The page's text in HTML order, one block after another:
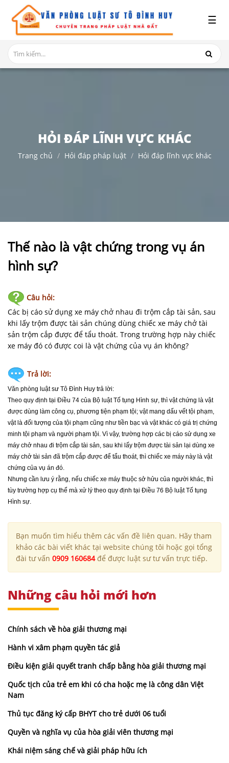
GIỚI
THIỆU
DỊCH
TỤC
ĐẤT
VĂN
-
BIỂU
MẪU
LIÊN
HỆ
☰
HỎI ĐÁP LĨNH VỰC KHÁC
Trang chủ Hỏi đáp pháp luật Hỏi đáp lĩnh vực khác
Thế nào là vật chứng trong vụ án
hình sự?
Câu hỏi:
Các bị cáo sử dụng xe máy chở nhau đi trộm cắp tài sản, sau
khi lấy trộm được tài sản chúng dùng chiếc xe máy chở tài
sản trộm cắp được để tẩu thoát. Trong trường hợp này chiếc
xe máy đó có được coi là vật chứng của vụ án không?
Trả lời:
Văn phòng luật sư Tô Đình Huy trả lời:
Theo quy định tại Điều 74 của Bộ luật Tố tụng Hình sự, thì vật chứng là vật
được dùng làm công cụ, phương tiện phạm tội; vật mang dấu vết tội phạm,
vật là đối tượng của tội phạm cũng như tiền bạc và vật khác có giá trị chứng
minh tội phạm và người phạm tội. Vì vậy, trường hợp các bị cáo sử dụng xe
máy chở nhau đi trộm cắp tài sản, sau khi lấy trộm được tài sản lại dùng xe
máy chở tài sản đã trộm cắp được để tẩu thoát, thì chiếc xe máy này là vật
chứng của vụ án đó.
Nhưng cần lưu ý rằng, nếu chiếc xe máy thuộc sở hửu của người khác, thì
tùy trường hợp cụ thể mà xử lý theo quy định tại Điều 76 Bộ luật Tố tụng
Hình sự.
Bạn muốn tìm hiểu thêm các vấn đề liên quan. Hãy tham
khảo các bài viết khác tại website chúng tôi hoặc gọi tổng
đài tư vấn 0909 160684để được luật sư tư vấn trực tiếp.
Những câu hỏi mới hơn
Chính sách về hòa giải thương mại
Hành vi xâm phạm quyền tác giả
Điều kiện giải quyết tranh chấp bằng hòa giải thương mại
Quốc tịch của trẻ em khi có cha hoặc mẹ là công dân Việt
Nam
Thủ tục đăng ký cấp BHYT cho trẻ dưới 06 tuổi
Quyền và nghĩa vụ của hòa giải viên thương mại
Khái niệm sáng chế và giải pháp hữu ích